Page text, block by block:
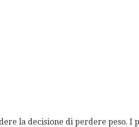
la decisione di perdere peso. I